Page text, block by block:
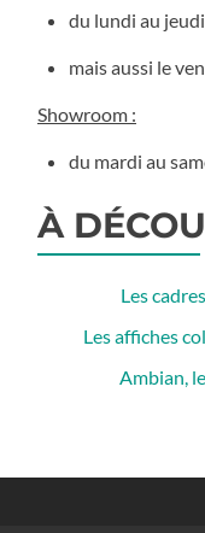
du lundi au
mais aussi le
Showroom :
du mardi au
À
Les
Les affiches
Ambian,